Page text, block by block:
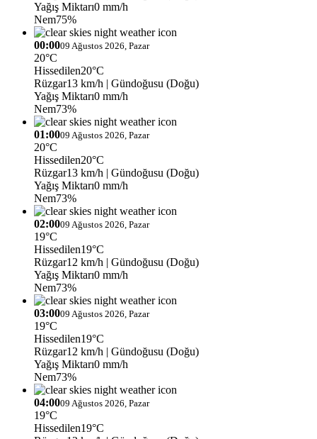
Yağış Miktarı0 mm/h
Nem75%
00:0009 Ağustos 2026, Pazar
20°C
Hissedilen20°C
Rüzgar13 km/h | Gündoğusu (Doğu)
Yağış Miktarı0 mm/h
Nem73%
01:0009 Ağustos 2026, Pazar
20°C
Hissedilen20°C
Rüzgar13 km/h | Gündoğusu (Doğu)
Yağış Miktarı0 mm/h
Nem73%
02:0009 Ağustos 2026, Pazar
19°C
Hissedilen19°C
Rüzgar12 km/h | Gündoğusu (Doğu)
Yağış Miktarı0 mm/h
Nem73%
03:0009 Ağustos 2026, Pazar
19°C
Hissedilen19°C
Rüzgar12 km/h | Gündoğusu (Doğu)
Yağış Miktarı0 mm/h
Nem73%
04:0009 Ağustos 2026, Pazar
19°C
Hissedilen19°C